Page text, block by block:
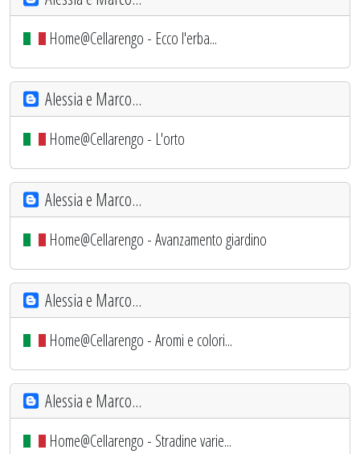
Home@Cellarengo - Ecco l'erba...
Alessia e Marco...
Home@Cellarengo - L'orto
Alessia e Marco...
Home@Cellarengo - Avanzamento giardino
Alessia e Marco...
Home@Cellarengo - Aromi e colori...
Alessia e Marco...
Home@Cellarengo - Stradine varie...